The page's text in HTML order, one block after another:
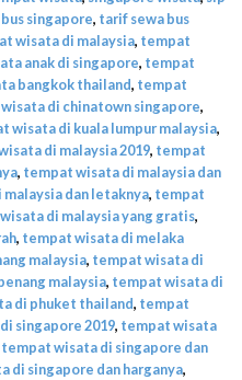
singapore, tarif sewa bus
wisata di malaysia, tempat
anak di singapore, tempat
bangkok thailand, tempat
di chinatown singapore,
wisata di kuala lumpur malaysia,
di malaysia 2019, tempat
, tempat wisata di malaysia dan
dan letaknya, tempat
di malaysia yang gratis,
, tempat wisata di melaka
malaysia, tempat wisata di
malaysia, tempat wisata di
di phuket thailand, tempat
singapore 2019, tempat wisata
tempat wisata di singapore dan
di singapore dan harganya,